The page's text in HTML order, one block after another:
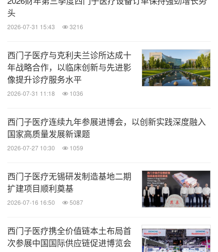
头
2026-07-31 15:43 3216
西门子医疗与克利夫兰诊所达成十
年战略合作，以临床创新与先进影
像提升诊疗服务水平
2026-07-31 11:18 1036
西门子医疗连续九年参展进博会，以创新实践深度融入
国家高质量发展新课题
2026-07-27 10:30 1059
西门子医疗无锡研发制造基地二期
扩建项目顺利奠基
2026-07-16 16:50 5087
西门子医疗携全价值链本土布局首
次参展中国国际供应链促进博览会